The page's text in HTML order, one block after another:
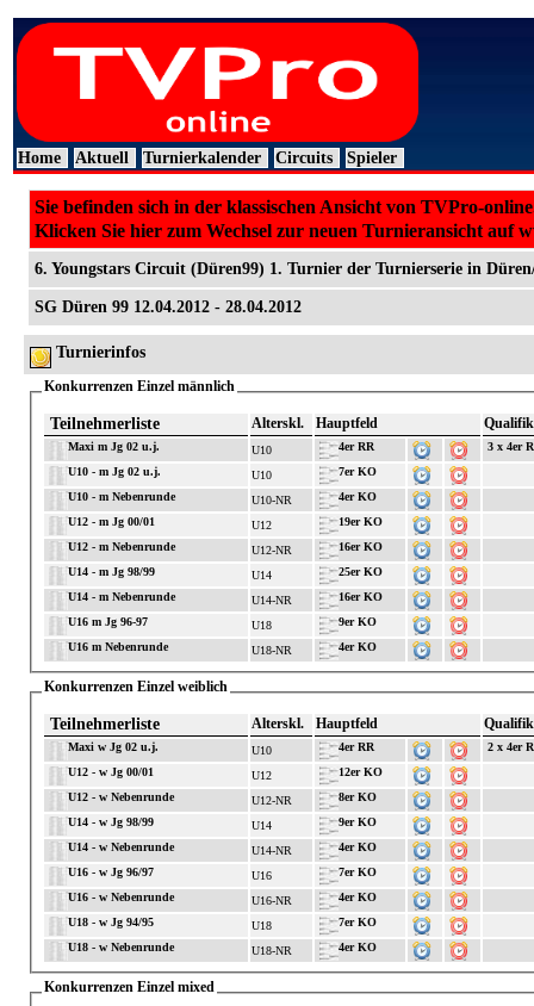
Home Aktuell Turnierkalender Circuits Spieler
Sie befinden sich in der klassischen Ansicht von TVPro-
Klicken Sie hier zum Wechsel zur neuen Turnieransicht auf
6. Youngstars Circuit (Düren99) 1. Turnier der Turnierserie in
SG Düren 99 12.04.2012 - 28.04.2012
Turnierinfos
Konkurrenzen Einzel männlich
Teilnehmerliste Alterskl. Hauptfeld
Maxi m Jg 02 u.j. U10 4er RR
3 x 4er
U10 - m Jg 02 u.j.
U10
7er KO
U10 - m Nebenrunde
U10-NR
4er KO
U12 - m Jg 00/01
U12
19er KO
U12 - m Nebenrunde
U12-NR
16er KO
U14 - m Jg 98/99
U14
25er KO
U14 - m Nebenrunde
U14-NR
16er KO
U16 m Jg 96-97
U18
9er KO
U16 m Nebenrunde
U18-NR 4er KO
Konkurrenzen Einzel weiblich
Teilnehmerliste Alterskl. Hauptfeld
Maxi w Jg 02 u.j. U10 4er RR
2 x 4er
U12 - w Jg 00/01
U12
12er KO
U12 - w Nebenrunde
U12-NR
8er KO
U14 - w Jg 98/99
U14
9er KO
U14 - w Nebenrunde
U14-NR
4er KO
U16 - w Jg 96/97
U16
7er KO
U16 - w Nebenrunde
U16-NR
4er KO
U18 - w Jg 94/95
U18
7er KO
U18 - w Nebenrunde
U18-NR 4er KO
Konkurrenzen Einzel mixed